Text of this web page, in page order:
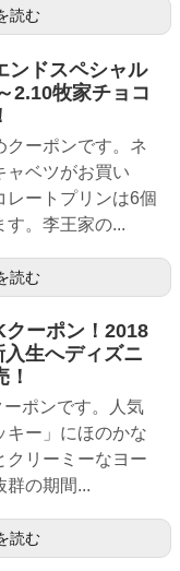
読む
ンドスペシャル
2.10牧家チョコ
クーポンです。ネ
ャベツがお買い
ートプリンは6個
す。李王家の...
読む
クーポン！2018
生へディズニ
ポンです。人気
キー」にほのかな
クリーミーなヨー
群の期間...
読む